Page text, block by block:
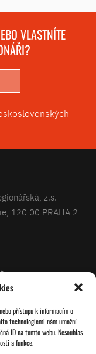
přístupu k informacím o
technologiemi nám umožní
ID na tomto webu. Nesouhlas
a funkce.
VLASTNÍTE
z.s.
120 00 PRAHA 2
legionářů
cookies